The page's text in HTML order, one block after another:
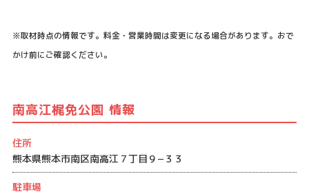
※取材時点の情報です。料金・営業時間は変更になる場合があります。おで
かけ前にご確認ください。
南高江梶免公園 情報
住所
熊本県熊本市南区南高江７丁目９−３３
駐車場